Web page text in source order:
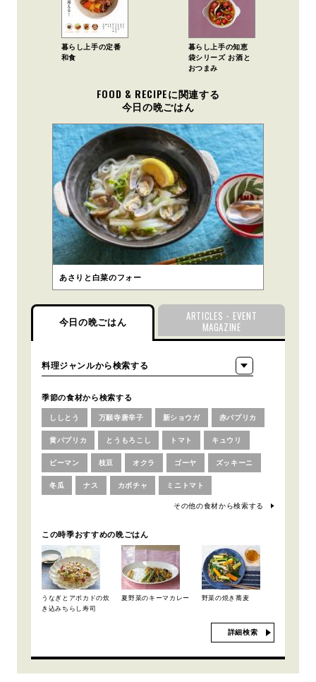
暮らし上手の定番
和食
暮らし上手の知恵
袋シリーズ お酒と
おつまみ
FOOD & RECIPEに関連する
今日の晩ごはん
あさりと白菜のフォー
今日の晩ごはん
ARTICLES・EVENT
MAGAZINE
季節の食材から検索する
ししとう 万願寺唐辛子 新ショウガ 赤パプリカ
黄パプリカ とうもろこし トマト キュウリ
ピーマン 枝豆 オクラ ゴーヤ ズッキーニ
冬瓜 ナス カボチャ ミニトマト
その他の食材から検索する
この時季おすすめの晩ごはん
うなぎとアボカドの炊
き込みちらし寿司
夏野菜のキーマカレー 野菜の焼き蕎麦
詳細検索